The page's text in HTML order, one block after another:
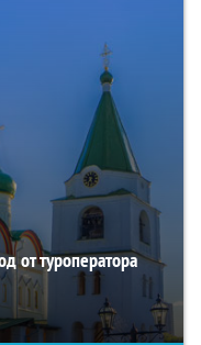
от туроператора